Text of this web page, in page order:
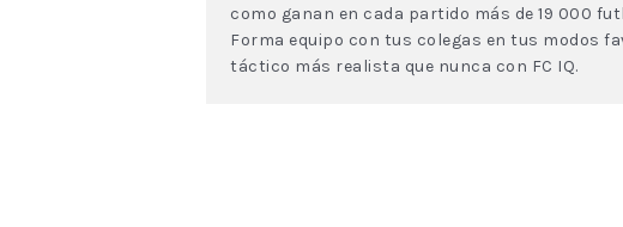
como ganan en cada partido más de 19 000
Forma equipo con tus colegas en tus modos
táctico más realista que nunca con FC IQ.